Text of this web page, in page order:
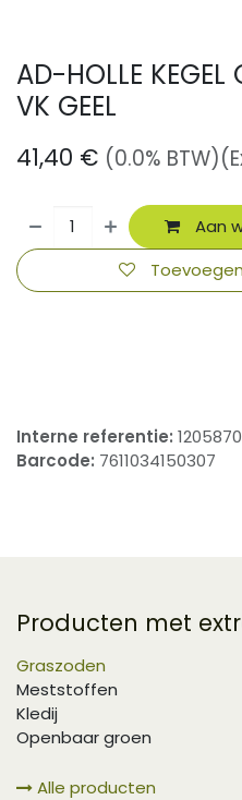
AD-HOLLE
VK GEEL
41,40 € (0.0% BTW)
Aan
Interne referentie:
Barcode: 7611034150307
Producten met
Graszoden
Meststoffen
Kledij
Openbaar groen
Alle producten